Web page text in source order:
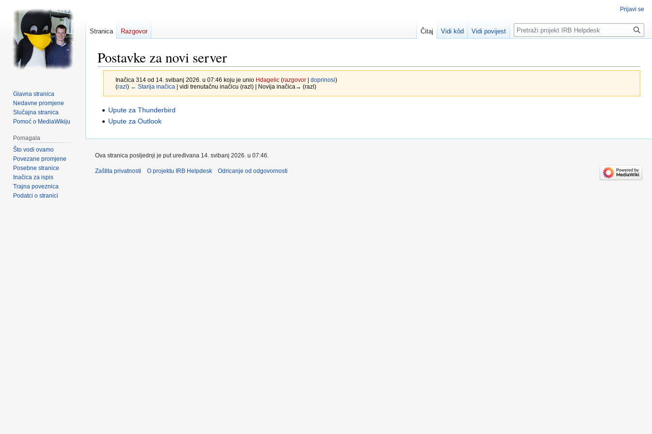
Postavke za novi server
Inačica 314 od 14. svibanj 2026. u 07:46 koju je unio Hdagelic (razgovor| doprinosi)
(razl ) ← Starija inačica | vidi trenutačnu inačicu (razl) | Novija inačica→ (razl)
Prijeđi
na
Prijeđi
na
Upute za Thunderbird
Upute za Outlook
Prijavi se
Stranica Razgovor Čitaj Vidi kôd Vidi povijest Traži
Glavna stranica
Nedavne promjene
Slučajna stranica
Pomoć o MediaWikiju
Pomagala
Što vodi ovamo
Povezane promjene
Posebne stranice
Inačica za ispis
Trajna poveznica
Podatci o stranici
Ova stranica posljednji je put uređivana 14. svibanj 2026. u 07:46.
Zaštita privatnosti O projektu IRB Helpdesk Odricanje od odgovornosti